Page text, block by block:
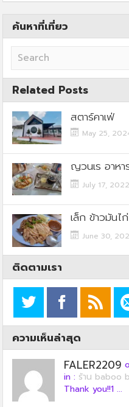
ค้นหาที่เที่ยว
Related Posts
สตาร์คาเฟ่
May 25,
ญวนเร อาหา
July 17, 2022
เล็ก ข้าวมันไก่
June 30,
ติดตามเรา
ความเห็นล่าสุด
FALER2209
in : ร้าน baboo
Thank you!!1 ...